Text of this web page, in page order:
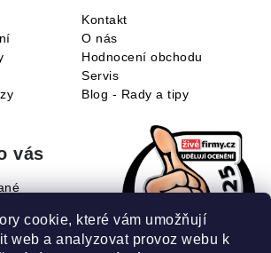
cookie, které vám umožňují
web a analyzovat provoz webu k
Kontakt
O nás
Hodnocení obchodu
Servis
Blog - Rady a tipy
vás
kupón?